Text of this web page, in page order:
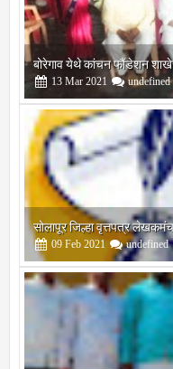
बोरेगाव येथे कांचन फौंडेशन
13 Mar 2021 undefined
सोलापूर जिल्हा वृत्तपत्र
09 Feb 2021 undefined